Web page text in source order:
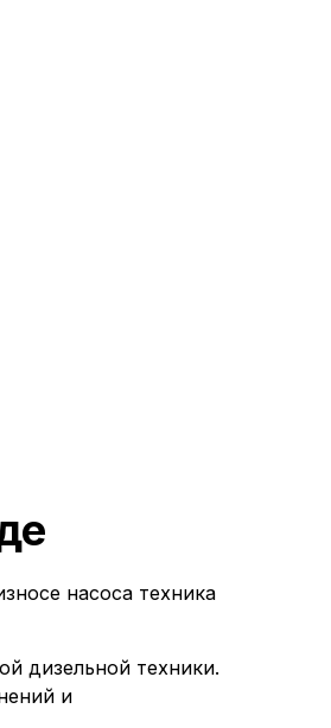
насоса техника
дизельной техники.
и